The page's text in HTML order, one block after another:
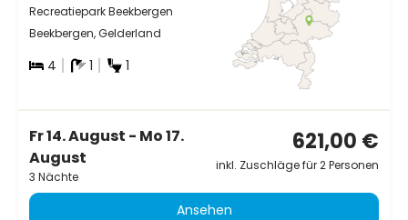
Recreatiepark Beekbergen
Beekbergen, Gelderland
4 1 1
Fr 14. August - Mo 17.
August
3 Nächte
621,00 €
inkl. Zuschläge für 2 Personen
Ansehen